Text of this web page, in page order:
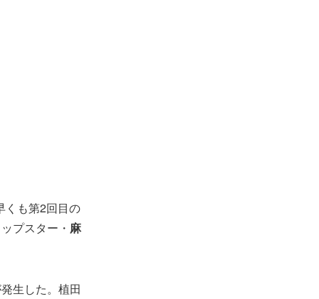
くも第2回目の
プスター・ 麻
生した。植田